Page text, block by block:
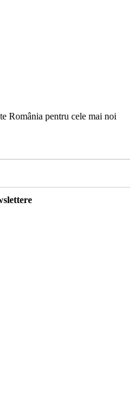
România pentru cele mai noi